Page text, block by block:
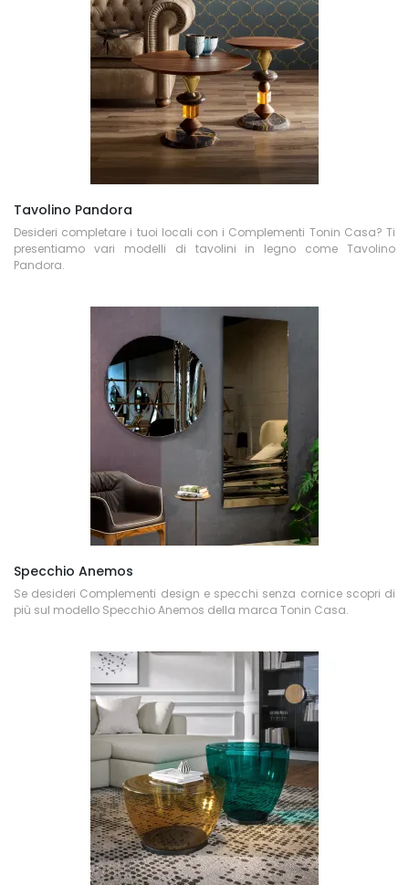
Tavolino Pandora
Desideri completare i tuoi locali con i Complementi Tonin Casa? Ti
presentiamo vari modelli di tavolini in legno come Tavolino
Pandora.
Specchio Anemos
Se desideri Complementi design e specchi senza cornice scopri di
più sul modello Specchio Anemos della marca Tonin Casa.